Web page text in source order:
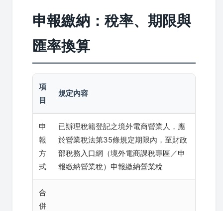
申報繳納：稅率、期限與
匯率換算
項
目
規定內容
申
報
方
式
已辦理稅籍登記之境外電商營業人，應
於營業稅法第35條規定期限內，至財政
部稅務入口網（境外電商課稅專區／申
報繳納營業稅）申報繳納營業稅
合
併